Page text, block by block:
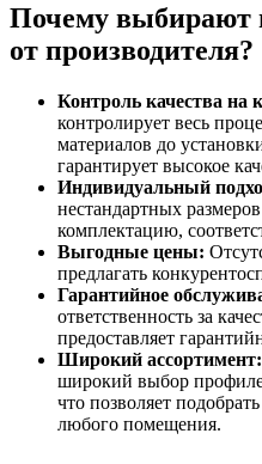
Почему выбирают
от производителя?
Контроль качества на
контролирует весь
материалов до
гарантирует высокое
Индивидуальный
нестандартных
комплектацию,
Выгодные цены:
предлагать
Гарантийное
ответственность за
предоставляет
Широкий ассортимент:
широкий выбор
что позволяет
любого помещения.